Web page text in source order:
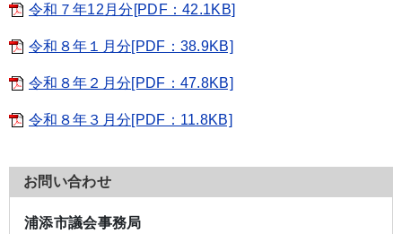
令和７年12月分[PDF：42.1KB]
令和８年１月分[PDF：38.9KB]
令和８年２月分[PDF：47.8KB]
令和８年３月分[PDF：11.8KB]
お問い合わせ
浦添市議会事務局